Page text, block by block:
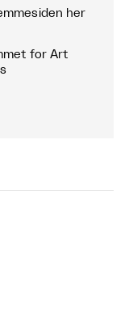
her
for Art